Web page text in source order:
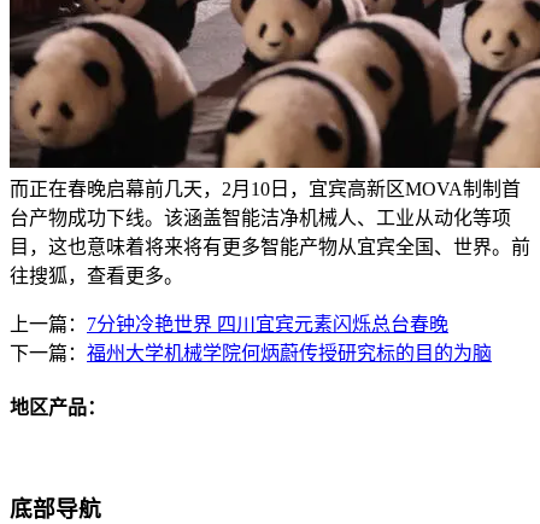
而正在春晚启幕前几天，2月10日，宜宾高新区MOVA制制首
台产物成功下线。该涵盖智能洁净机械人、工业从动化等项
目，这也意味着将来将有更多智能产物从宜宾全国、世界。前
往搜狐，查看更多。
上一篇： 7分钟冷艳世界 四川宜宾元素闪烁总台春晚
下一篇： 福州大学机械学院何炳蔚传授研究标的目的为脑
地区产品：
底部导航